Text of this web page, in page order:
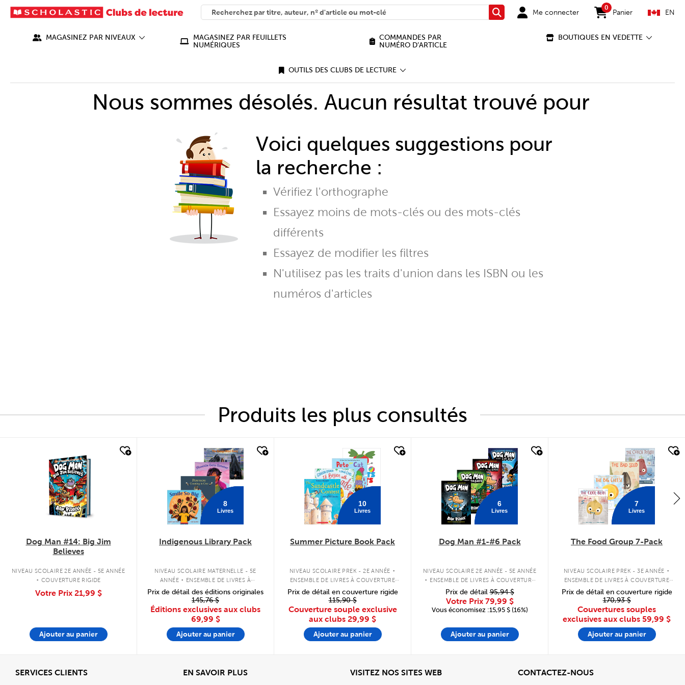
SEARCH
What can we help you find?
RechercherMe connecter
0
items in cart
Panier EN
MAGASINEZ PAR NIVEAUX
MAGASINEZ PAR FEUILLETS
NUMÉRIQUES
COMMANDES PAR
NUMÉRO D’ARTICLE
BOUTIQUES EN VEDETTE
OUTILS DES CLUBS DE LECTURE
Nous sommes désolés. Aucun résultat trouvé pour
Voici quelques suggestions pour
la recherche :
Vérifiez l'orthographe
Essayez moins de mots-clés ou des mots-clés
différents
Essayez de modifier les filtres
N'utilisez pas les traits d'union dans les ISBN ou les
numéros d'articles
Produits les plus consultés
Dog Man #14: Big Jim
Believes
NIVEAU SCOLAIRE 2E ANNÉE - 5E ANNÉE
. COUVERTURE RIGIDE
Votre Prix 21,99 $
Ajouter au panier
8
Livres
Indigenous Library Pack
NIVEAU SCOLAIRE MATERNELLE - 5E
ANNÉE . ENSEMBLE DE LIVRES À
COUVERTURE SOUPLE
Prix de détail des éditions originales
145,76 $
Éditions exclusives aux clubs
69,99 $
Ajouter au panier
10
Livres
Summer Picture Book Pack
NIVEAU SCOLAIRE PREK - 2E ANNÉE .
ENSEMBLE DE LIVRES À COUVERTURE
Prix de détail en couverture rigide
115,90 $
Couverture souple exclusive
aux clubs 29,99 $
Ajouter au panier
6
Livres
Dog Man #1-#6 Pack
NIVEAU SCOLAIRE 2E ANNÉE - 5E ANNÉE
. ENSEMBLE DE LIVRES À COUVERTURE
RIGIDE
Prix de détail95,94 $
Votre Prix 79,99 $
Vous économisez :15,95 $ (16%)
Ajouter au panier
7
Livres
The Food Group 7-Pack
NIVEAU SCOLAIRE PREK - 3E ANNÉE .
ENSEMBLE DE LIVRES À COUVERTURE
Prix de détail en couverture rigide
170,93 $
Couvertures souples
exclusives aux clubs 59,99 $
Ajouter au panier
SERVICES CLIENTSAfficher EN SAVOIR PLUSView VISITEZ NOS SITES WEBAfficher CONTACTEZ-NOUSView